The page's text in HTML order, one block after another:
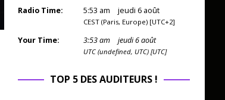
Radio Time: 5:53 am jeudi 6 août
CEST (Paris, Europe) [UTC+2]
Your Time: 3:53am jeudi 6 août
UTC (undefined, UTC) [UTC]
TOP 5 DES AUDITEURS !